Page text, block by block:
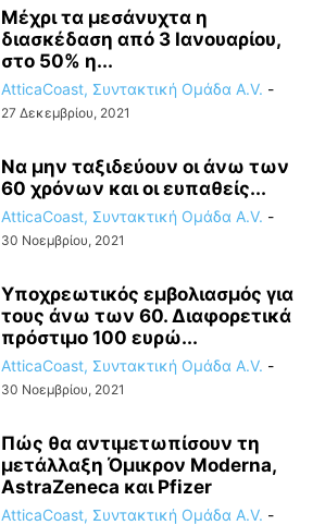
Μέχρι τα μεσάνυχτα η
διασκέδαση από 3 Ιανουαρίου,
στο 50% η...
AtticaCoast, Συντακτική Ομάδα A.V. -
27 Δεκεμβρίου, 2021
Να μην ταξιδεύουν οι άνω των
60 χρόνων και οι ευπαθείς...
AtticaCoast, Συντακτική Ομάδα A.V. -
30 Νοεμβρίου, 2021
Υποχρεωτικός εμβολιασμός για
τους άνω των 60. Διαφορετικά
πρόστιμο 100 ευρώ...
AtticaCoast, Συντακτική Ομάδα A.V. -
30 Νοεμβρίου, 2021
Πώς θα αντιμετωπίσουν τη
μετάλλαξη Όμικρον Moderna,
AstraZeneca και Pfizer
AtticaCoast, Συντακτική Ομάδα A.V. -